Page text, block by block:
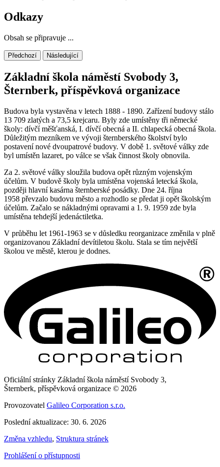
Odkazy
Obsah se připravuje ...
Předchozí Následující
Základní škola náměstí Svobody 3,
Šternberk, příspěvková organizace
Budova byla vystavěna v letech 1888 - 1890. Zařízení budovy stálo
13 709 zlatých a 73,5 krejcaru. Byly zde umístěny tři německé
školy: dívčí měšťanská, I. dívčí obecná a II. chlapecká obecná škola.
Důležitým mezníkem ve vývoji šternberského školství bylo
postavení nové dvoupatrové budovy. V době 1. světové války zde
byl umístěn lazaret, po válce se však činnost školy obnovila.
Za 2. světové války sloužila budova opět různým vojenským
účelům. V budově školy byla umístěna vojenská letecká škola,
později hlavní kasárna šternberské posádky. Dne 24. října
1958 převzalo budovu město a rozhodlo se předat ji opět školským
účelům. Začalo se nákladnými opravami a 1. 9. 1959 zde byla
umístěna tehdejší jedenáctiletka.
V průběhu let 1961-1963 se v důsledku reorganizace změnila v plně
organizovanou Základní devítiletou školu. Stala se tím největší
školou ve městě, kterou je dodnes.
Oficiální stránky Základní škola náměstí Svobody 3,
Šternberk, příspěvková organizace © 2026
Provozovatel Galileo Corporation s.r.o.
Poslední aktualizace: 30. 6. 2026
Změna vzhledu, Struktura stránek
Prohlášení o přístupnosti